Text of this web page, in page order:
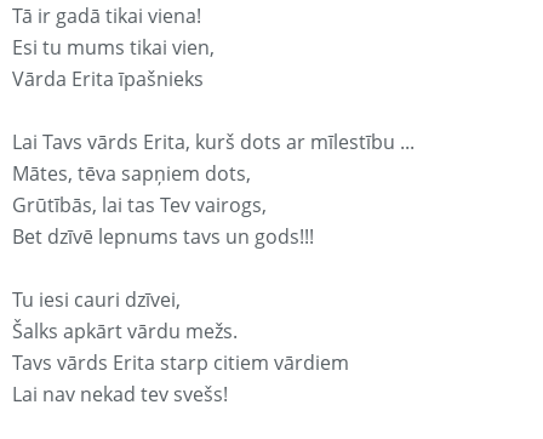
Tā ir gadā tikai viena!
Esi tu mums tikai vien,
Vārda Erita īpašnieks
Lai Tavs vārds Erita, kurš dots ar mīlestību ...
Mātes, tēva sapņiem dots,
Grūtībās, lai tas Tev vairogs,
Bet dzīvē lepnums tavs un gods!!!
Tu iesi cauri dzīvei,
Šalks apkārt vārdu mežs.
Tavs vārds Erita starp citiem vārdiem
Lai nav nekad tev svešs!